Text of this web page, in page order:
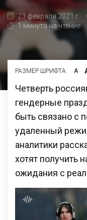
23 февраля 2021 г.
1 минута на чтение
РАЗМЕР ШРИФТА: А
Четверть
гендерные
быть связано с
удаленный
аналитики
хотят получить
ожидания с